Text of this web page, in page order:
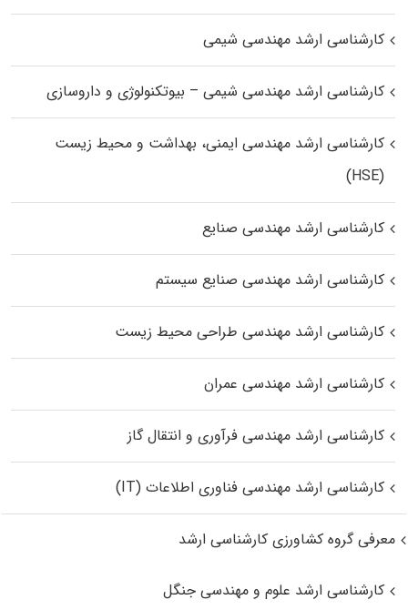
کارشناسی ارشد مهندسی شیمی
کارشناسی ارشد مهندسی شیمی – بیوتکنولوژی و داروسازی
کارشناسی ارشد مهندسی ایمنی، بهداشت و محیط زیست
(HSE)
کارشناسی ارشد مهندسی صنایع
کارشناسی ارشد مهندسی صنایع سیستم
کارشناسی ارشد مهندسی طراحی محیط زیست
کارشناسی ارشد مهندسی عمران
کارشناسی ارشد مهندسی فرآوری و انتقال گاز
کارشناسی ارشد مهندسی فناوری اطلاعات (IT)
معرفی گروه کشاورزی کارشناسی ارشد
کارشناسی ارشد علوم و مهندسی جنگل